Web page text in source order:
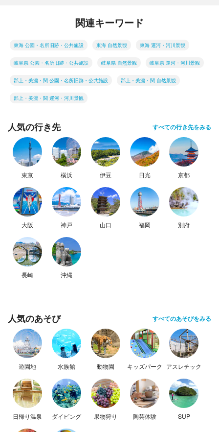
関連キーワード
東海 公園・名所旧跡・公共施設 東海 自然景観 東海 運河・河川景観
岐阜県 公園・名所旧跡・公共施設 岐阜県 自然景観 岐阜県 運河・河川景観
郡上・美濃・関 公園・名所旧跡・公共施設 郡上・美濃・関 自然景観
郡上・美濃・関 運河・河川景観
人気の行き先 すべての行き先をみる
東京 横浜 伊豆 日光 京都
大阪 神戸 山口 福岡 別府
長崎 沖縄
人気のあそび すべてのあそびをみる
遊園地 水族館 動物園 キッズパーク アスレチック
日帰り温泉 ダイビング 果物狩り 陶芸体験 SUP